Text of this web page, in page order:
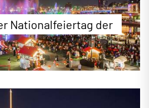
Nationalfeiertag der
Nationalfeiertag in den